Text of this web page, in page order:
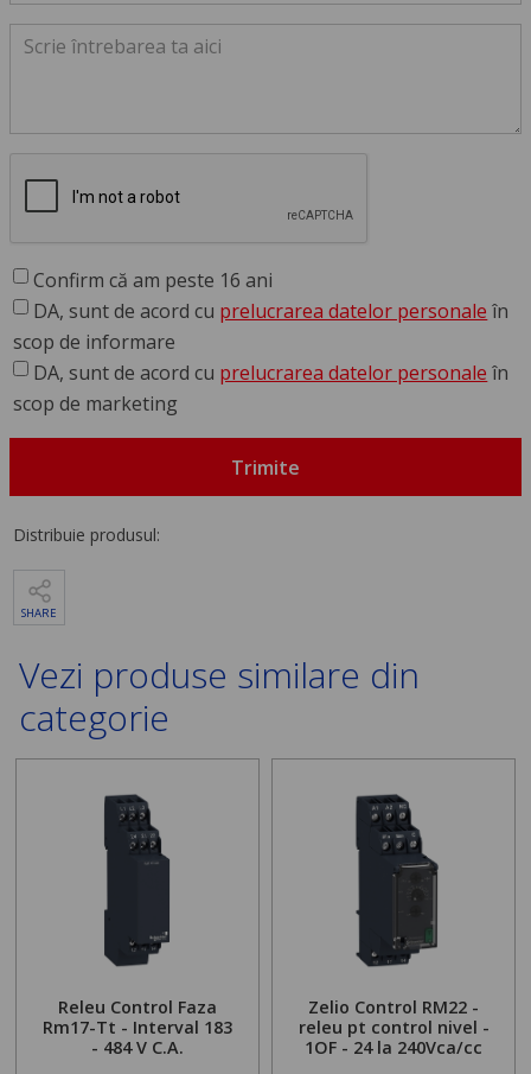
Confirm că am peste 16 ani
DA, sunt de acord cu prelucrarea datelor personale în
scop de informare
DA, sunt de acord cu prelucrarea datelor personale în
scop de marketing
Trimite
Distribuie produsul:
SHARE
Vezi produse similare din
categorie
Releu Control Faza
Rm17-Tt - Interval 183
- 484 V C.A.
Zelio Control RM22 -
releu pt control nivel -
1OF - 24 la 240Vca/cc